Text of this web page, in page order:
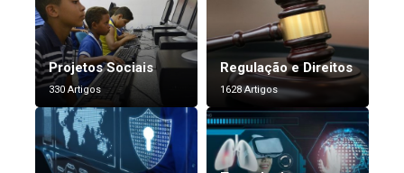
Projetos Sociais
330 Artigos
Regulação e Direitos
1628 Artigos